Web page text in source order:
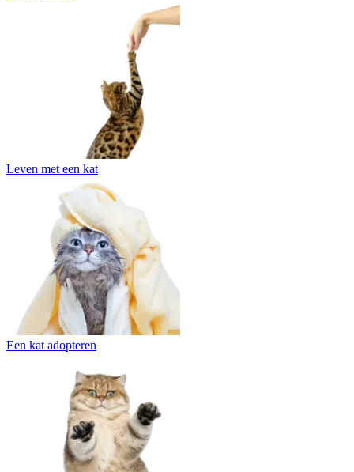
Leven met een kat
Een kat adopteren